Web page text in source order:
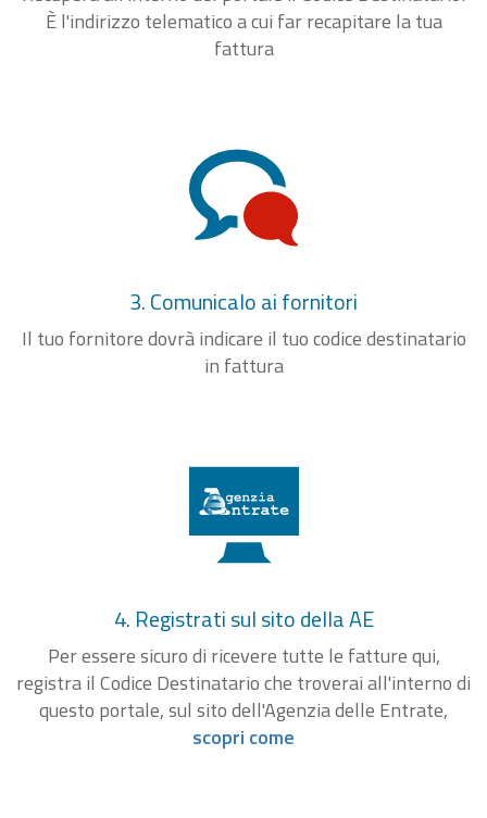
È l'indirizzo telematico a cui far recapitare la tua
fattura
3. Comunicalo ai fornitori
Il tuo fornitore dovrà indicare il tuo codice destinatario
in fattura
4. Registrati sul sito della AE
Per essere sicuro di ricevere tutte le fatture qui,
registra il Codice Destinatario che troverai all'interno di
questo portale, sul sito dell'Agenzia delle Entrate,
scopri come